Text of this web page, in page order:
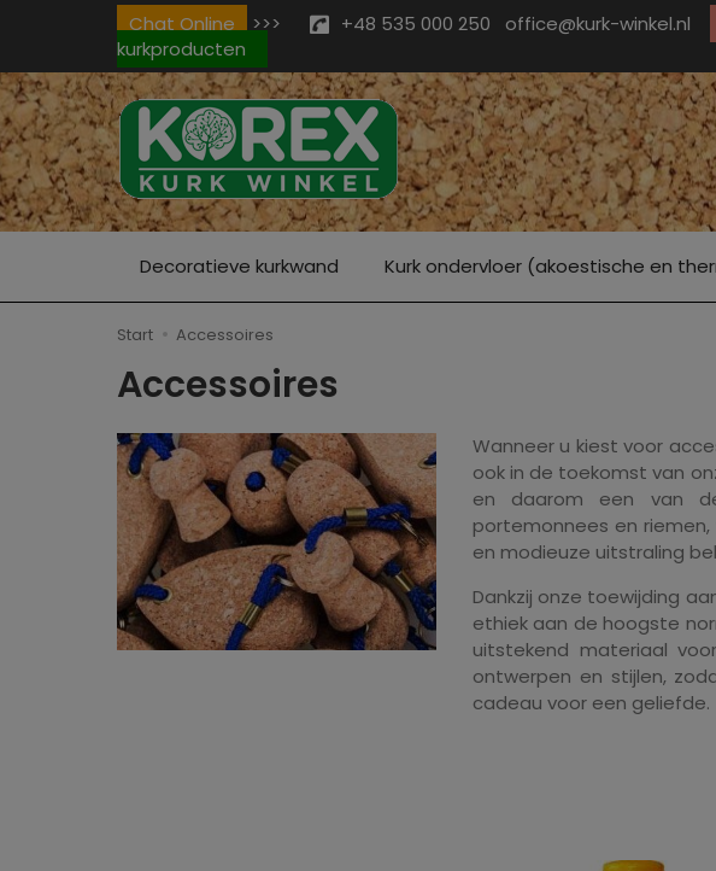
Chat Online >>> +48 535 000 250 office@kurk-winkel.nl
kurkproducten
Decoratieve kurkwand Kurk ondervloer (akoestische en
Start Accessoires
Accessoires
Wanneer u kiest voor
ook in de toekomst van
en daarom een ​​van
portemonnees en
en modieuze uitstraling
Dankzij onze toewijding
ethiek aan de hoogste
uitstekend materiaal
ontwerpen en stijlen,
cadeau voor een geliefde.